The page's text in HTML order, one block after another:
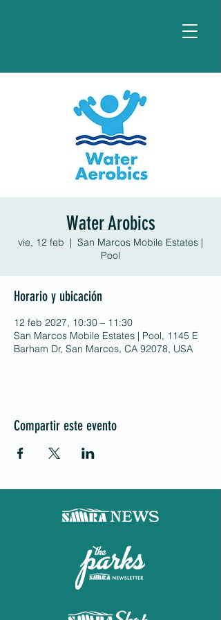
Water Arobics
vie, 12 feb
  |
San Marcos Mobile Estates |
Pool
Horario y ubicación
12 feb 2027, 10:30 – 11:30
San Marcos Mobile Estates | Pool, 1145 E
Barham Dr, San Marcos, CA 92078, USA
Compartir este evento